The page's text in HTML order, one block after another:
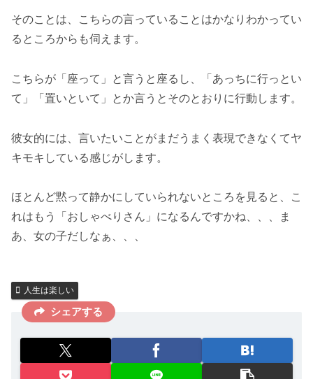
そのことは、こちらの言っていることはかなりわかってい
るところからも伺えます。
こちらが「座って」と言うと座るし、「あっちに行っとい
て」「置いといて」とか言うとそのとおりに行動します。
彼女的には、言いたいことがまだうまく表現できなくてヤ
キモキしている感じがします。
ほとんど黙って静かにしていられないところを見ると、こ
れはもう「おしゃべりさん」になるんですかね、、、ま
あ、女の子だしなぁ、、、
人生は楽しい
シェアする